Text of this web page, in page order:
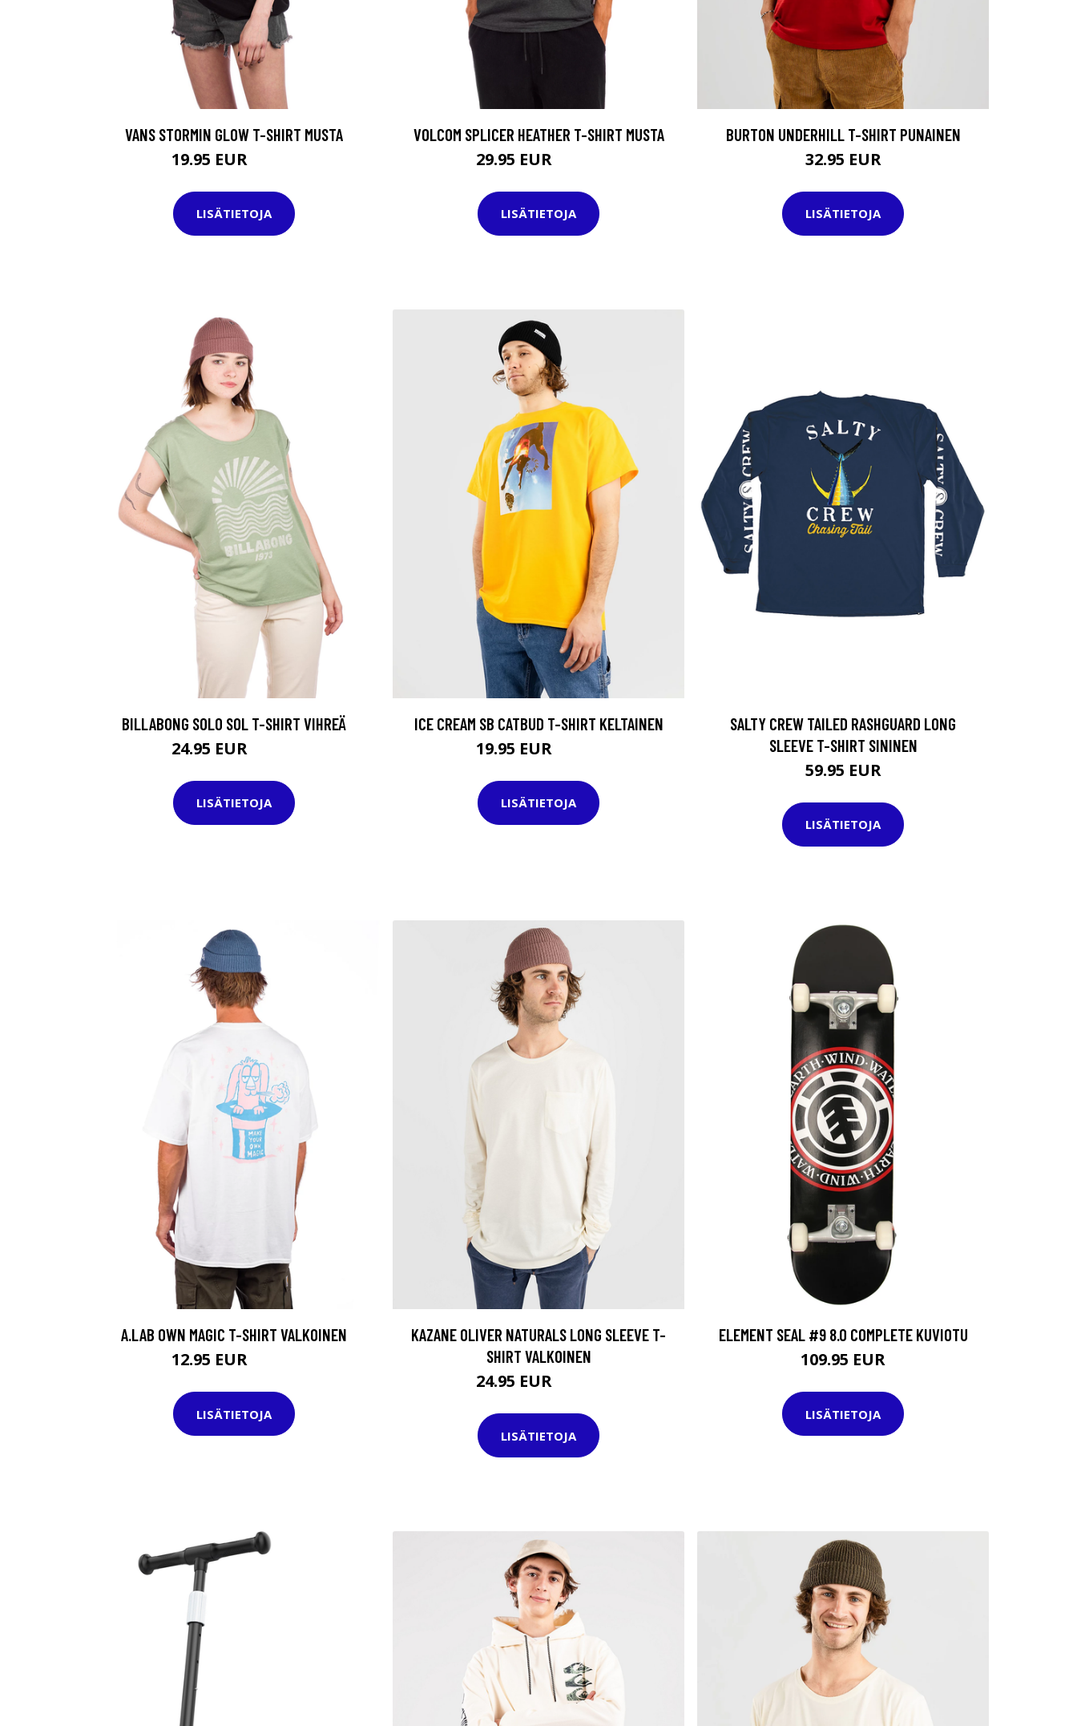
VANS STORMIN GLOW T-SHIRT MUSTA
19.95 EUR
LISÄTIETOJA
VOLCOM SPLICER HEATHER T-SHIRT MUSTA
29.95 EUR
LISÄTIETOJA
BURTON UNDERHILL T-SHIRT PUNAINEN
32.95 EUR
LISÄTIETOJA
BILLABONG SOLO SOL T-SHIRT VIHREÄ
24.95 EUR
LISÄTIETOJA
ICE CREAM SB CATBUD T-SHIRT KELTAINEN
19.95 EUR
LISÄTIETOJA
SALTY CREW TAILED RASHGUARD LONG
SLEEVE T-SHIRT SININEN
59.95 EUR
LISÄTIETOJA
A.LAB OWN MAGIC T-SHIRT VALKOINEN
12.95 EUR
LISÄTIETOJA
KAZANE OLIVER NATURALS LONG SLEEVE T-
SHIRT VALKOINEN
24.95 EUR
LISÄTIETOJA
ELEMENT SEAL #9 8.0 COMPLETE KUVIOTU
109.95 EUR
LISÄTIETOJA